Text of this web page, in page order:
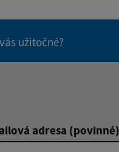
užitočné?
adresa (povinné)